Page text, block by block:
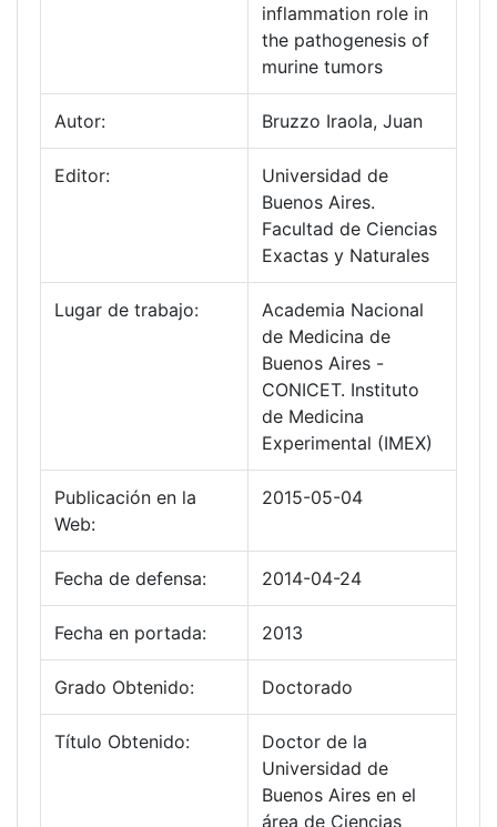
inflammation role in
the pathogenesis of
murine tumors
Autor: Bruzzo Iraola, Juan
Editor:
Universidad de
Buenos Aires.
Facultad de Ciencias
Exactas y Naturales
Lugar de trabajo:
Academia Nacional
de Medicina de
Buenos Aires -
CONICET. Instituto
de Medicina
Experimental (IMEX)
Publicación en la
Web:
2015-05-04
Fecha de defensa: 2014-04-24
Fecha en portada: 2013
Grado Obtenido: Doctorado
Título Obtenido:
Doctor de la
Universidad de
Buenos Aires en el
área de Ciencias